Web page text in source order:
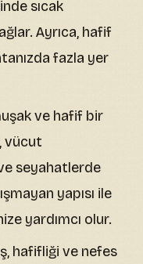
sıcak
Ayrıca, hafif
fazla yer
ve hafif bir
vücut
seyahatlerde
yapısı ile
yardımcı olur.
hafifliği ve nefes